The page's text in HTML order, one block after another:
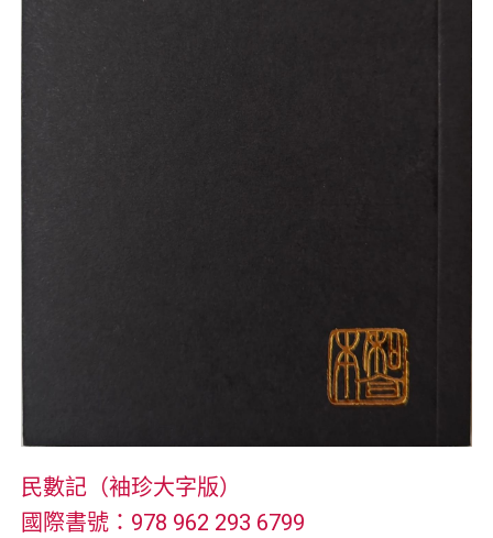
民數記（袖珍大字版）
國際書號：978 962 293 6799